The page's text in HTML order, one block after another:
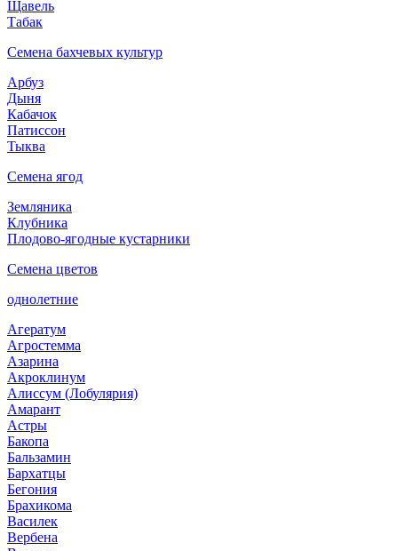
Щавель
Табак
Семена бахчевых культур
Арбуз
Дыня
Кабачок
Патиссон
Тыква
Семена ягод
Земляника
Клубника
Плодово-ягодные кустарники
Семена цветов
однолетние
Агератум
Агростемма
Азарина
Акроклинум
Алиссум (Лобулярия)
Амарант
Астры
Бакопа
Бальзамин
Бархатцы
Бегония
Брахикома
Василек
Вербена